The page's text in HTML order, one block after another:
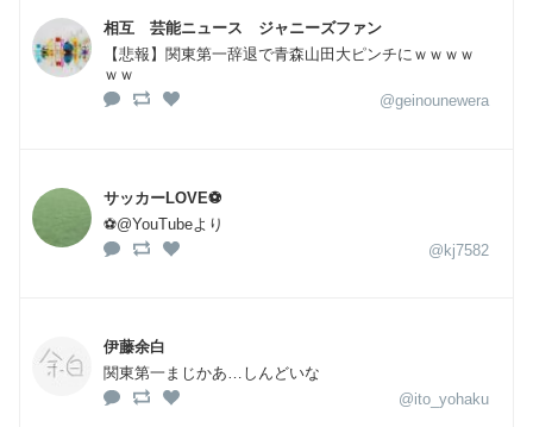
相互 芸能ニュース ジャニーズファン
【悲報】関東第一辞退で青森山田大ピンチにｗｗｗｗ
ｗｗ
@geinounewera
サッカーLOVE⚽️
⚽️@YouTubeより
@kj7582
伊藤余白
関東第一まじかあ…しんどいな
@ito_yohaku